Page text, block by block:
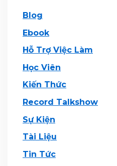
Blog
Ebook
Hỗ Trợ Việc Làm
Học Viên
Kiến Thức
Record Talkshow
Sự Kiện
Tài Liệu
Tin Tức